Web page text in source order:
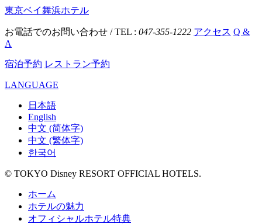
東京ベイ舞浜ホテル
お電話でのお問い合わせ / TEL : 047-355-1222 アクセス Q &
A
宿泊予約 レストラン予約
LANGUAGE
日本語
English
中文 (简体字)
中文 (繁体字)
한국어
© TOKYO Disney RESORT OFFICIAL HOTELS.
ホーム
ホテルの魅力
オフィシャルホテル特典